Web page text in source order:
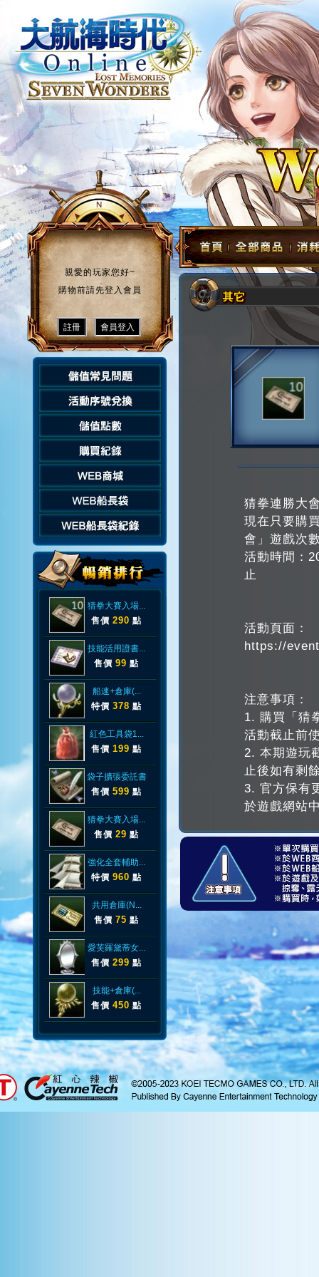
親愛的玩家您好~
購物前請先登入會員
猜拳大賽入場...
售價 290 點
技能活用證書...
售價 99 點
船速+倉庫(...
特價 378 點
紅色工具袋1...
售價 199 點
袋子擴張委託書
售價 599 點
猜拳大賽入場...
售價 29 點
強化全套輔助...
特價 960 點
共用倉庫(N...
售價 75 點
愛芙羅黛蒂女...
售價 299 點
技能+倉庫(...
售價 450 點
猜拳連勝大
現在只要購
會」遊戲次
活動時間：
止
活動頁面：
https://
注意事項：
1. 購買「猜
活動截止前
2. 本期遊玩
止後如有剩
3. 官方保有
於遊戲網站